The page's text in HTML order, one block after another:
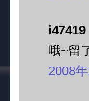
i47419
哦~留
2008